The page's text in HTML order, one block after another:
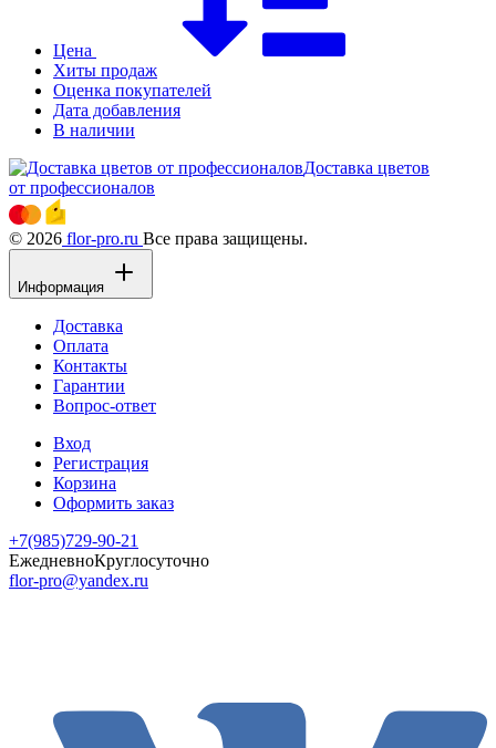
Цена
Хиты продаж
Оценка покупателей
Дата добавления
В наличии
Доставка цветов
от профессионалов
© 2026 flor-pro.ru Все права защищены.
Информация
Доставка
Оплата
Контакты
Гарантии
Вопрос-ответ
Вход
Регистрация
Корзина
Оформить заказ
+7(985)729-90-21
ЕжедневноКруглосуточно
flor-pro@yandex.ru